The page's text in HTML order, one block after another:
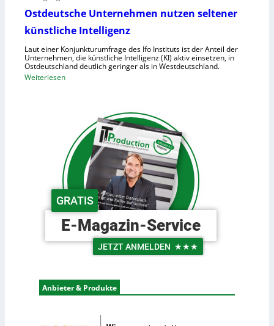
e
n
o
h
e
n
n
o
i
d
e
R
r
i
n
d
e
r
L
o
s
t
Ostdeutsche Unternehmen nutzen seltener
künstliche Intelligenz
Laut einer Konjunkturumfrage des Ifo Instituts ist der Anteil der
Unternehmen, die künstliche Intelligenz (KI) aktiv einsetzen, in
Ostdeutschland deutlich geringer als in Westdeutschland.
Weiterlesen:
u
t
s
c
h
e
U
n
r
n
GRATIS
E-Magazin-Service
JETZT ANMELDEN ★★★
Anbieter & Produkte